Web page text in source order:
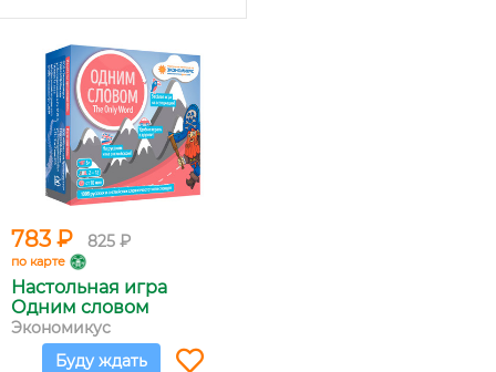
783 ₽ 825 ₽
по карте
Настольная игра
Одним словом
Экономикус
Буду ждать